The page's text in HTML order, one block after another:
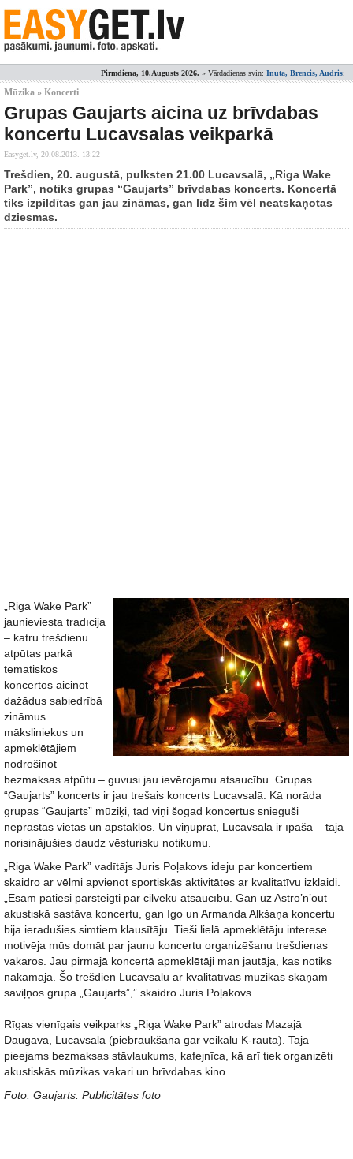
Pirmdiena, 10.Augusts 2026. » Vārdadienas svin: Inuta, Brencis, Audris;
Mūzika » Koncerti
Grupas Gaujarts aicina uz brīvdabas
koncertu Lucavsalas veikparkā
Easyget.lv, 20.08.2013. 13:22
Trešdien, 20. augustā, pulksten 21.00 Lucavsalā, „Riga Wake
Park”, notiks grupas “Gaujarts” brīvdabas koncerts. Koncertā
tiks izpildītas gan jau zināmas, gan līdz šim vēl neatskaņotas
dziesmas.
„Riga Wake Park”
jaunieviestā tradīcija
– katru trešdienu
atpūtas parkā
tematiskos
koncertos aicinot
dažādus sabiedrībā
zināmus
māksliniekus un
apmeklētājiem
nodrošinot
bezmaksas atpūtu – guvusi jau ievērojamu atsaucību. Grupas
“Gaujarts” koncerts ir jau trešais koncerts Lucavsalā. Kā norāda
grupas “Gaujarts” mūziķi, tad viņi šogad koncertus snieguši
neprastās vietās un apstākļos. Un viņuprāt, Lucavsala ir īpaša – tajā
norisinājušies daudz vēsturisku notikumu.
„Riga Wake Park” vadītājs Juris Poļakovs ideju par koncertiem
skaidro ar vēlmi apvienot sportiskās aktivitātes ar kvalitatīvu izklaidi.
„Esam patiesi pārsteigti par cilvēku atsaucību. Gan uz Astro’n’out
akustiskā sastāva koncertu, gan Igo un Armanda Alkšaņa koncertu
bija ieradušies simtiem klausītāju. Tieši lielā apmeklētāju interese
motivēja mūs domāt par jaunu koncertu organizēšanu trešdienas
vakaros. Jau pirmajā koncertā apmeklētāji man jautāja, kas notiks
nākamajā. Šo trešdien Lucavsalu ar kvalitatīvas mūzikas skaņām
saviļņos grupa „Gaujarts”,” skaidro Juris Poļakovs.
Rīgas vienīgais veikparks „Riga Wake Park” atrodas Mazajā
Daugavā, Lucavsalā (piebraukšana gar veikalu K-rauta). Tajā
pieejams bezmaksas stāvlaukums, kafejnīca, kā arī tiek organizēti
akustiskās mūzikas vakari un brīvdabas kino.
Foto: Gaujarts. Publicitātes foto